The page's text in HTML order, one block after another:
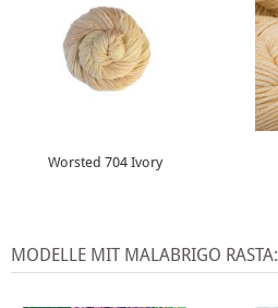
Worsted 704 Ivory
MODELLE MIT MALABRIGO RASTA: